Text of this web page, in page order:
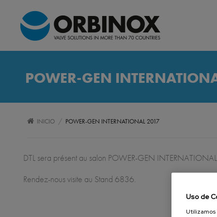
POWER-GEN
INICIO / POWER-GEN INTERNATIONAL 2017
DTL sera présent au salon POWER-GEN
Rendez-nous visite au Stand 6836.
Uso de
Utilizamos